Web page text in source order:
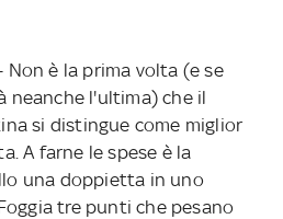
Non è la prima volta (e se
neanche l'ultima) che il
si distingue come miglior
A farne le spese è la
una doppietta in uno
tre punti che pesano